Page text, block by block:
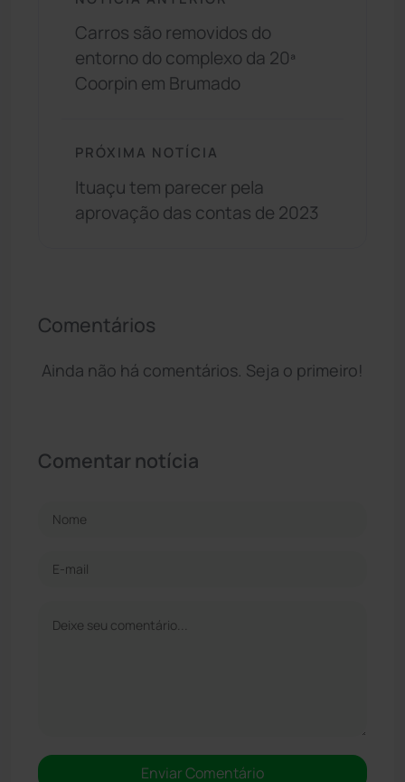
Carros são removidos do
entorno do complexo da 20ª
Coorpin em Brumado
PRÓXIMA NOTÍCIA
Ituaçu tem parecer pela
aprovação das contas de 2023
Comentários
Ainda não há comentários. Seja o primeiro!
Comentar notícia